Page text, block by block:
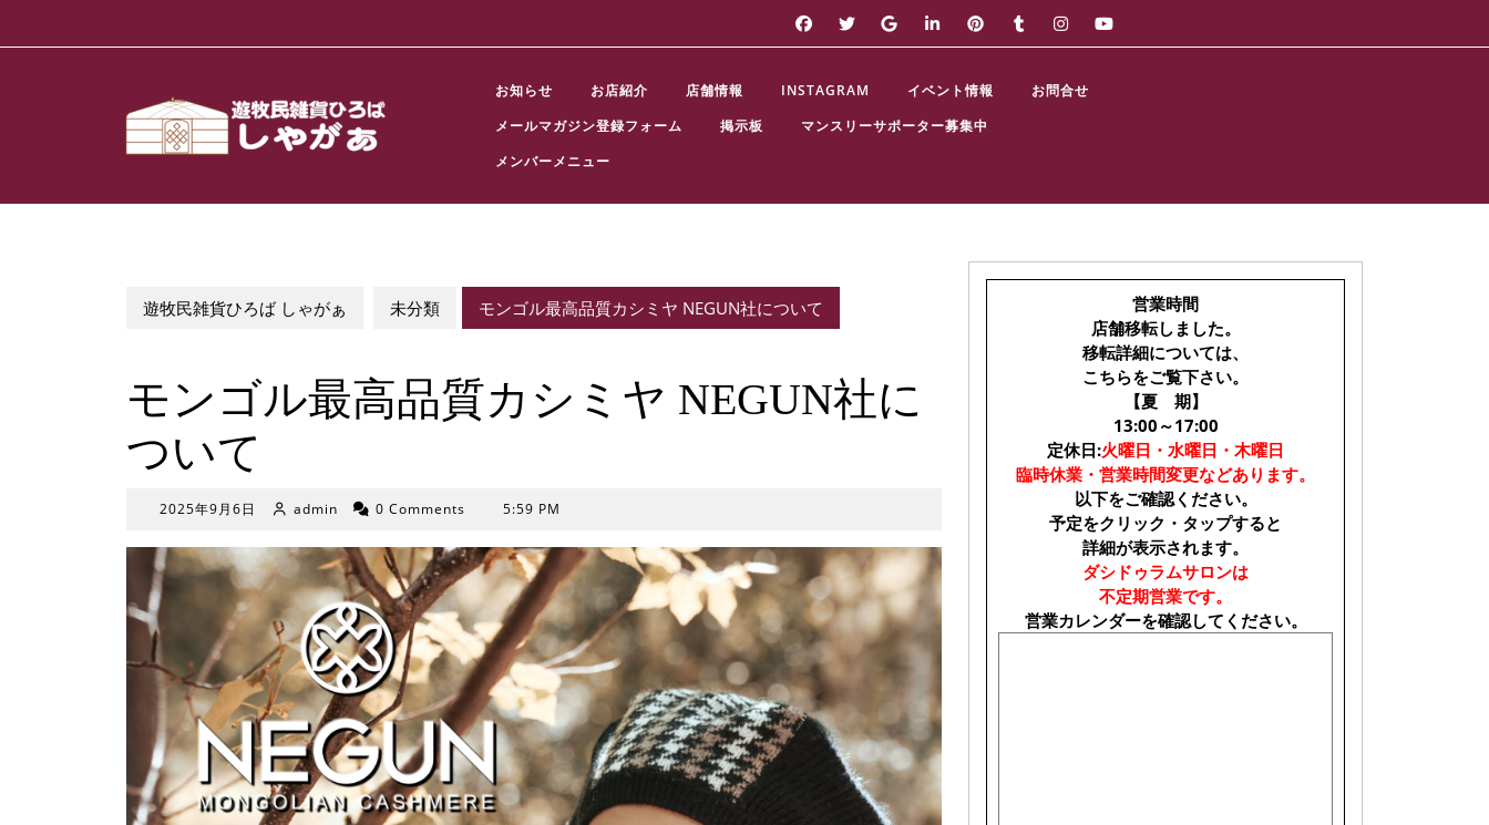
お知らせ お店紹介 店舗情報 INSTAGRAM イベント情報
お問合せ
メールマガジン登録フォーム
掲示板
マンスリーサポーター募集中
メンバーメニュー
遊牧民雑貨ひろば しゃがぁ 未分類 モンゴル最高品質カシミヤ NEGUN社について
モンゴル最高品質カシミヤ NEGUN社に
ついて
2025年9月6日
2025
9
月
6
admin 0 Comments 5:59 PM
営業時間
店舗移転しました。
移転詳細については、
こちらをご覧下さい。
【夏 期】
13:00～17:00
定休日:火曜日・水曜日・木曜日
臨時休業・営業時間変更などあります。
以下をご確認ください。
予定をクリック・タップすると
詳細が表示されます。
ダシドゥラムサロンは
不定期営業です。
営業カレンダーを確認してください。